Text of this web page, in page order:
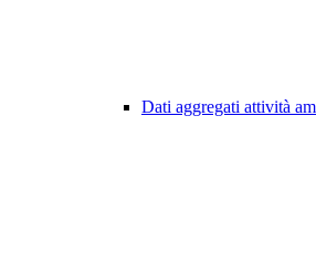
Dati aggregati attività